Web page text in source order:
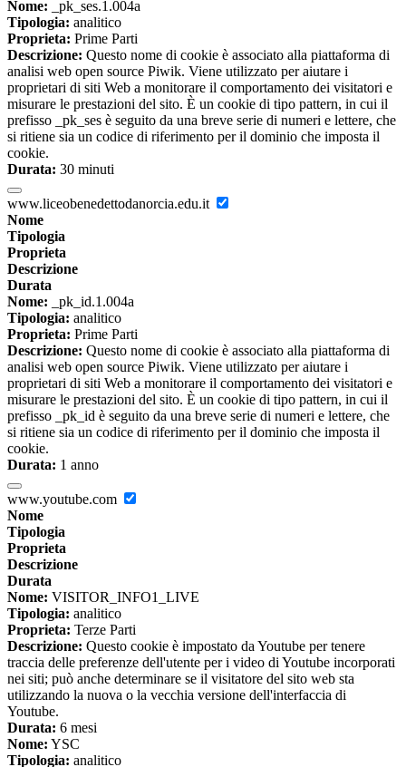
Nome: _pk_ses.1.004a
Tipologia: analitico
Proprieta: Prime Parti
Descrizione: Questo nome di cookie è associato alla piattaforma di
analisi web open source Piwik. Viene utilizzato per aiutare i
proprietari di siti Web a monitorare il comportamento dei visitatori e
misurare le prestazioni del sito. È un cookie di tipo pattern, in cui il
prefisso _pk_ses è seguito da una breve serie di numeri e lettere, che
si ritiene sia un codice di riferimento per il dominio che imposta il
cookie.
Durata: 30 minuti
www.liceobenedettodanorcia.edu.it
Nome
Tipologia
Proprieta
Descrizione
Durata
Nome: _pk_id.1.004a
Tipologia: analitico
Proprieta: Prime Parti
Descrizione: Questo nome di cookie è associato alla piattaforma di
analisi web open source Piwik. Viene utilizzato per aiutare i
proprietari di siti Web a monitorare il comportamento dei visitatori e
misurare le prestazioni del sito. È un cookie di tipo pattern, in cui il
prefisso _pk_id è seguito da una breve serie di numeri e lettere, che
si ritiene sia un codice di riferimento per il dominio che imposta il
cookie.
Durata: 1 anno
www.youtube.com
Nome
Tipologia
Proprieta
Descrizione
Durata
Nome: VISITOR_INFO1_LIVE
Tipologia: analitico
Proprieta: Terze Parti
Descrizione: Questo cookie è impostato da Youtube per tenere
traccia delle preferenze dell'utente per i video di Youtube incorporati
nei siti; può anche determinare se il visitatore del sito web sta
utilizzando la nuova o la vecchia versione dell'interfaccia di
Youtube.
Durata: 6 mesi
Nome: YSC
Tipologia: analitico